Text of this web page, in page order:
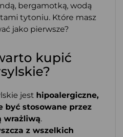
bergamotką, wodą
tytoniu. Które masz
jako pierwsze?
kupić
jest hipoalergiczne,
być stosowane przez
wrażliwą.
z wszelkich